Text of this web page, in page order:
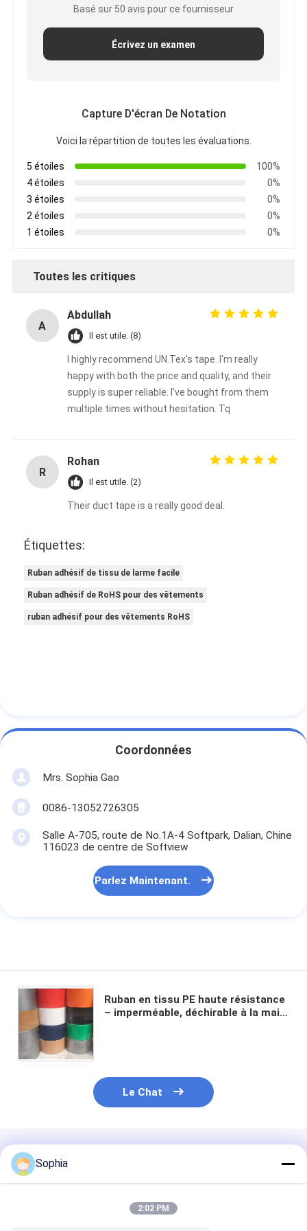
Basé sur 50 avis pour ce fournisseur
Écrivez un examen
Capture D'écran De Notation
Voici la répartition de toutes les évaluations.
5 étoiles
100%
4 étoiles
0%
3 étoiles
0%
2 étoiles
0%
1 étoiles
0%
Toutes les critiques
A
Abdullah
Il est utile. (8)
I highly recommend UN.Tex's tape. I'm really
happy with both the price and quality, and their
supply is super reliable. I've bought from them
multiple times without hesitation. Tq
R
Rohan
Il est utile. (2)
Their duct tape is a really good deal.
Étiquettes:
Ruban adhésif de tissu de larme facile
Ruban adhésif de RoHS pour des vêtements
ruban adhésif pour des vêtements RoHS
Coordonnées
Mrs. Sophia Gao
0086-13052726305
Salle A-705, route de No.1A-4 Softpark, Dalian, Chine
116023 de centre de Softview
Parlez Maintenant.
Ruban en tissu PE haute résistance
– imperméable, déchirable à la main,
Le Chat
Produits Recommandés
Sophia
2:02 PM